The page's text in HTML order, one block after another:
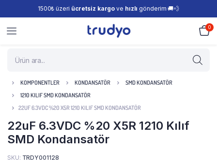
1500₺ üzeri ücretsiz kargo ve hızlı gönderim 🚚💨
0
KOMPONENTLER KONDANSATÖR
SMD KONDANSATÖR
1210 KILIF SMD KONDANSATÖR
22UF 6.3VDC %20 X5R 1210 KILIF SMD KONDANSATÖR
22uF 6.3VDC %20 X5R 1210 Kılıf
SMD Kondansatör
SKU: TRDY001128